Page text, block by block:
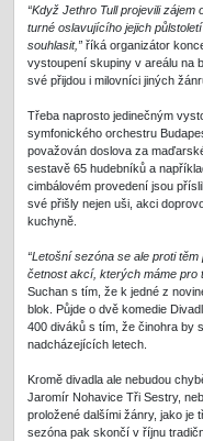
“Když Jethro Tull projevili
turné oslavujícího jejich
souhlasit,” říká organizátor
vystoupení skupiny v areálu na
své přijdou i milovníci jiných
Třeba naprosto jedinečným
symfonického orchestru
považován doslova za
sestavě 65 hudebníků a
cimbálovém provedení jsou
své přišly nejen uši, akci
kuchyně.
“Letošní sezóna se ale proti
četnost akcí, kterých máme pro
Suchan s tím, že k jedné z
blok. Půjde o dvě komedie
400 diváků s tím, že činohra by
nadcházejících letech.
Kromě divadla ale nebudou
Jaromír Nohavice Tři Sestry,
proložené dalšími žánry, jako je
sezóna pak skončí v říjnu